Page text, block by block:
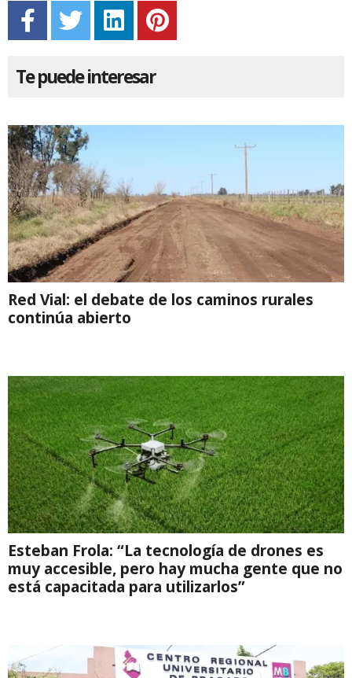
Te puede interesar
Red Vial: el debate de los caminos rurales
continúa abierto
Esteban Frola: “La tecnología de drones es
muy accesible, pero hay mucha gente que no
está capacitada para utilizarlos”